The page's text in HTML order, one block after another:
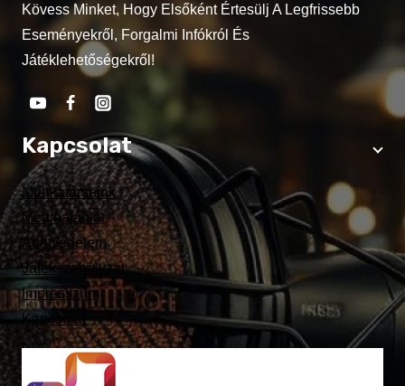
Kövess Minket, Hogy Elsőként Értesülj A Legfrissebb
Eseményekről, Forgalmi Infókról És
Játéklehetőségekről!
Kapcsolat
Munkatársaink
Médiaajánlat
Adatvédelem
Játékszabályzat
Impresszum
Kapcsolat